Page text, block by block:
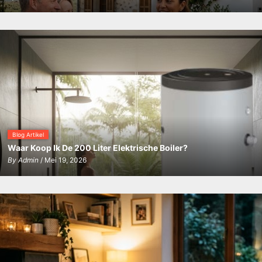
Blog Artikel
Waar Koop Ik De 200 Liter Elektrische Boiler?
By Admin/ Mei 19, 2026